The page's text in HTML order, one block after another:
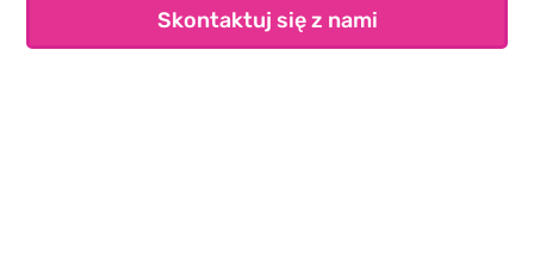
Skontaktuj się z nami